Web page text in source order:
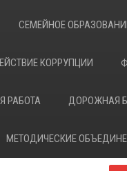
СЕМЕЙНОЕ
КОРРУПЦИИ
РАБОТА ДОРОЖНАЯ
МЕТОДИЧЕСКИЕ